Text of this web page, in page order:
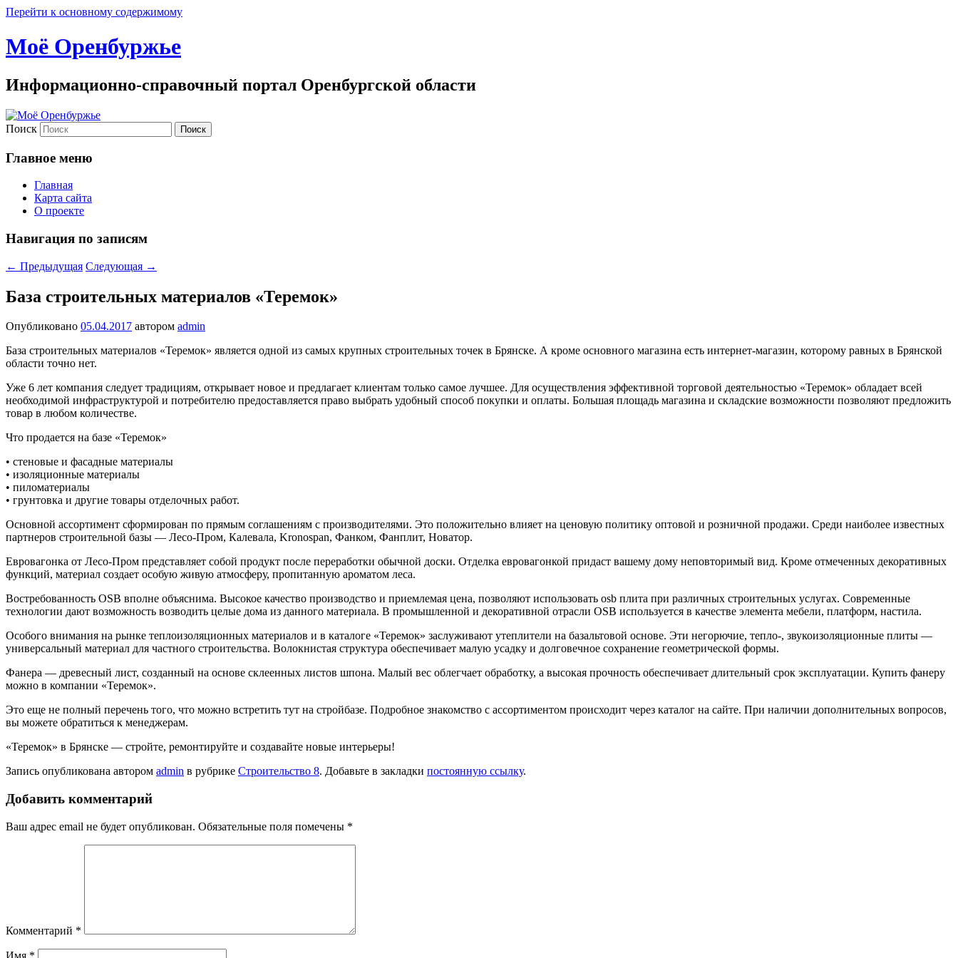
Перейти к основному содержимому
Моё Оренбуржье
Информационно-справочный портал Оренбургской области
Поиск
Главное меню
Главная
Карта сайта
О проекте
Навигация по записям
← Предыдущая Следующая →
База строительных материалов «Теремок»
Опубликовано 05.04.2017 автором admin
База строительных материалов «Теремок» является одной из самых крупных строительных точек в Брянске. А кроме основного магазина есть интернет-магазин, которому равных в Брянской
области точно нет.
Уже 6 лет компания следует традициям, открывает новое и предлагает клиентам только самое лучшее. Для осуществления эффективной торговой деятельностью «Теремок» обладает всей
необходимой инфраструктурой и потребителю предоставляется право выбрать удобный способ покупки и оплаты. Большая площадь магазина и складские возможности позволяют предложить
товар в любом количестве.
Что продается на базе «Теремок»
• стеновые и фасадные материалы
• изоляционные материалы
• пиломатериалы
• грунтовка и другие товары отделочных работ.
Основной ассортимент сформирован по прямым соглашениям с производителями. Это положительно влияет на ценовую политику оптовой и розничной продажи. Среди наиболее известных
партнеров строительной базы — Лесо-Пром, Калевала, Kronospan, Фанком, Фанплит, Новатор.
Евровагонка от Лесо-Пром представляет собой продукт после переработки обычной доски. Отделка евровагонкой придаст вашему дому неповторимый вид. Кроме отмеченных декоративных
функций, материал создает особую живую атмосферу, пропитанную ароматом леса.
Востребованность OSB вполне объяснима. Высокое качество производство и приемлемая цена, позволяют использовать osb плита при различных строительных услугах. Современные
технологии дают возможность возводить целые дома из данного материала. В промышленной и декоративной отрасли OSB используется в качестве элемента мебели, платформ, настила.
Особого внимания на рынке теплоизоляционных материалов и в каталоге «Теремок» заслуживают утеплители на базальтовой основе. Эти негорючие, тепло-, звукоизоляционные плиты —
универсальный материал для частного строительства. Волокнистая структура обеспечивает малую усадку и долговечное сохранение геометрической формы.
Фанера — древесный лист, созданный на основе склеенных листов шпона. Малый вес облегчает обработку, а высокая прочность обеспечивает длительный срок эксплуатации. Купить фанеру
можно в компании «Теремок».
Это еще не полный перечень того, что можно встретить тут на стройбазе. Подробное знакомство с ассортиментом происходит через каталог на сайте. При наличии дополнительных вопросов,
вы можете обратиться к менеджерам.
«Теремок» в Брянске — стройте, ремонтируйте и создавайте новые интерьеры!
Запись опубликована автором admin в рубрике Строительство 8. Добавьте в закладки постоянную ссылку.
Добавить комментарий
Ваш адрес email не будет опубликован. Обязательные поля помечены *
Комментарий *
Имя *